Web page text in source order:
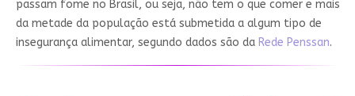
passam fome no Brasil, ou seja, não tem o que comer e mais
da metade da população está submetida a algum tipo de
insegurança alimentar, segundo dados são da Rede Penssan.